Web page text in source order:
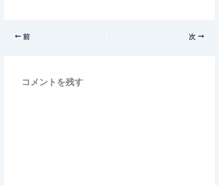
前 次
コメントを残す